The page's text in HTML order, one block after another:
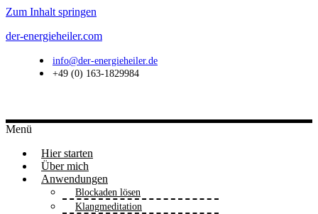
Zum Inhalt springen
der-energieheiler.com
info@der-energieheiler.de
+49 (0) 163-1829984
Menü
Hier starten
Über mich
Anwendungen
Blockaden lösen
Klangmeditation